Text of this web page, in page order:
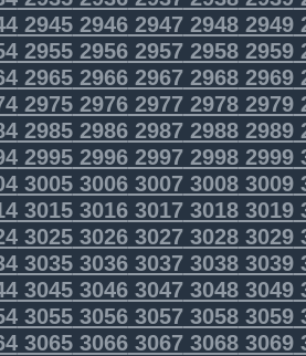
29452946294729482949
29552956295729582959
29652966296729682969
29752976297729782979
29852986298729882989
29952996299729982999
30053006300730083009
30153016301730183019
30253026302730283029
30353036303730383039
30453046304730483049
30553056305730583059
30653066306730683069